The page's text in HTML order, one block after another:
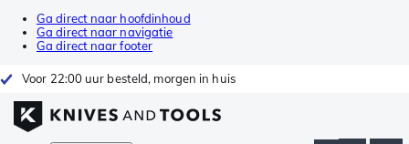
Ga direct naar hoofdinhoud
Ga direct naar navigatie
Ga direct naar footer
Voor 22:00 uur besteld, morgen in huis